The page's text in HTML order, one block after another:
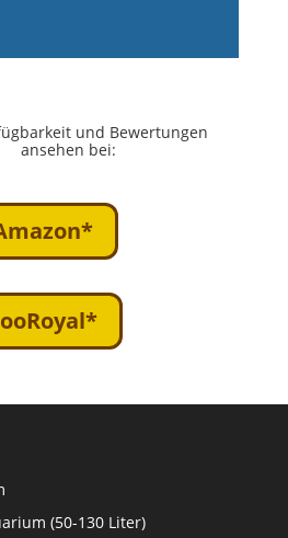
und Bewertungen
ansehen bei:
(50-130 Liter)